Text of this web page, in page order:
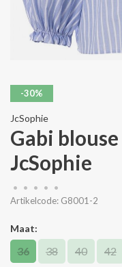
-30%
JcSophie
Gabi
JcSophie
• • • •
•
Artikelcode: G8001-2
Maat:
36 38 40 42